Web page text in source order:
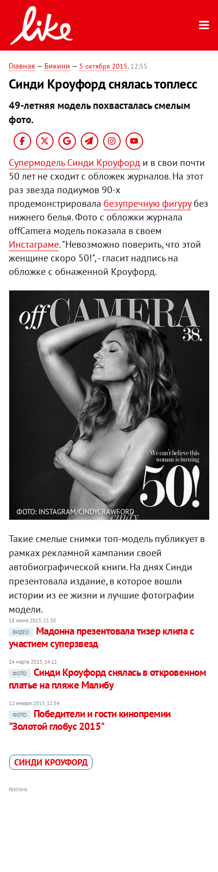
Главная — Бикини — 5 октября 2015, 12:55
Синди Кроуфорд снялась топлесс
49-летняя модель похвасталась смелым
фото.
Супермодель Синди Кроуфорди в свои почти
50 лет не сходит с обложек журналов. На этот
раз звезда подиумов 90-х
продемонстрировала безупречную фигурубез
нижнего белья. Фото с обложки журнала
offCamera модель показала в своем
Инстаграме. "Невозможно поверить, что этой
женщине скоро 50!", - гласит надпись на
обложке с обнаженной Кроуфорд.
ФОТО: INSTAGRAM/CINDYCRAWFORD
Такие смелые снимки топ-модель публикует в
рамках рекламной кампании своей
автобиографической книги. На днях Синди
презентовала издание, в которое вошли
истории из ее жизни и лучшие фотографии
модели.
18 июня 2015, 11:50
ВИДЕО
Мадонна презентовала тизер клипа с
участием суперзвезд
24 марта 2015, 14:12
ФОТО
Синди Кроуфорд снялась в откровенном
платье на пляже Малибу
12 января 2015, 12:34
ФОТО
Победители и гости кинопремии
"Золотой глобус 2015"
СИНДИ КРОУФОРД
РЕКЛАМА